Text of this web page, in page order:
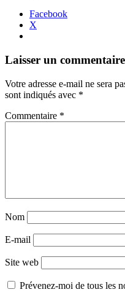
Facebook
X
Navigation
articles
←
→
Laisser un commentaire
Votre adresse e-mail ne sera
sont indiqués avec *
Commentaire *
Nom
E-mail
Site web
Prévenez-moi de tous les